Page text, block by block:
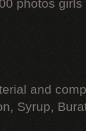
photos
and
Syrup,